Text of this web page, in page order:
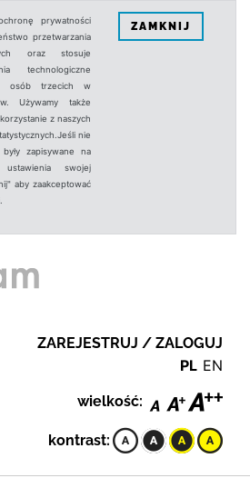
prywatności
przetwarzania
oraz stosuje
technologiczne
osób trzecich w
Używamy także
z naszych
nie
zapisywane na
swojej
aby zaakceptować
ZAMKNIJ
ZAREJESTRUJ / ZALOGUJ
PL EN
wielkość:
kontrast: